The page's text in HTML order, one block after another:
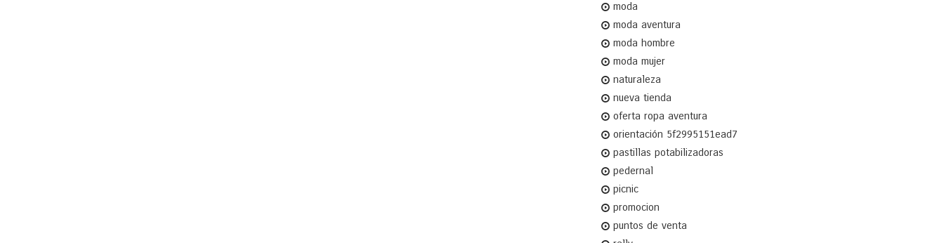
moda
moda aventura
moda hombre
moda mujer
naturaleza
nueva tienda
oferta ropa aventura
orientación 5f2995151ead7
pastillas potabilizadoras
pedernal
picnic
promocion
puntos de venta